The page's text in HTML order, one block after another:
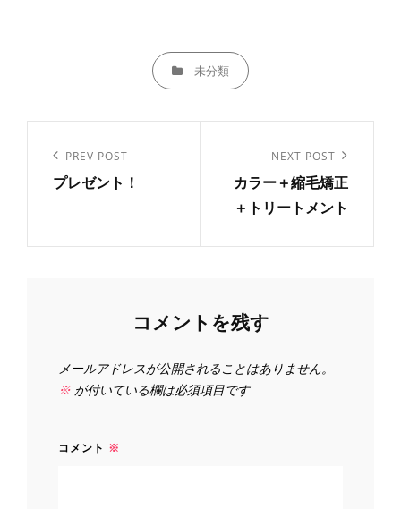
CATEGORIES未分類
ゲ
Previous
Post
PREV POST
プレゼント！
Post
NEXT POST
カラー＋縮毛矯正
＋トリートメント
コメントを残す
メールアドレスが公開されることはありません。
※が付いている欄は必須項目です
コメント ※